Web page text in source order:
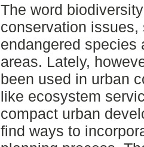
The word
conservation
endangered species
areas. Lately,
been used in urban
like ecosystem
compact urban
find ways to